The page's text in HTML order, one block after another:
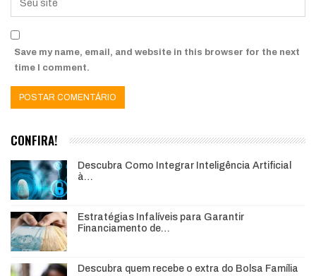
Save my name, email, and website in this browser for the next
time I comment.
CONFIRA!
Descubra Como Integrar Inteligência Artificial
à…
Estratégias Infalíveis para Garantir
Financiamento de…
Descubra quem recebe o extra do Bolsa Família